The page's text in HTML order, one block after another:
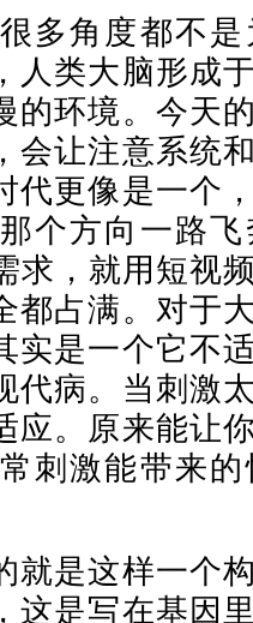
多角度都不
人类大脑形成
的环境。今天
会让注意系统
代更像是一个
个方向一路
求，就用短视
都占满。对于
实是一个它不
代病。当刺激
应。原来能让
刺激能带来
就是这样一个
这是写在基因